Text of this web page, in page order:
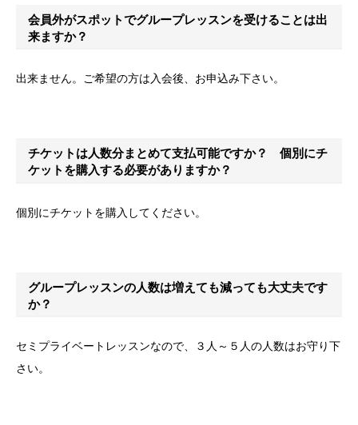
会員外がスポットでグループレッスンを受けることは出
来ますか？
出来ません。ご希望の方は入会後、お申込み下さい。
チケットは人数分まとめて支払可能ですか？ 個別にチ
ケットを購入する必要がありますか？
個別にチケットを購入してください。
グループレッスンの人数は増えても減っても大丈夫です
か？
セミプライベートレッスンなので、３人～５人の人数はお守り下
さい。